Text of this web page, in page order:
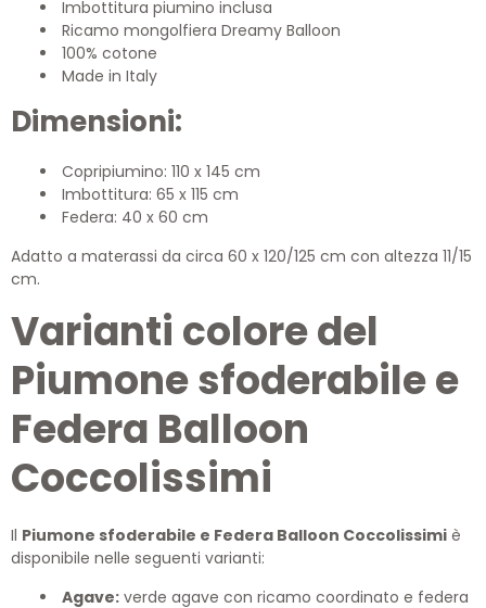
Imbottitura piumino inclusa
Ricamo mongolfiera Dreamy Balloon
100% cotone
Made in Italy
Dimensioni:
Copripiumino: 110 x 145 cm
Imbottitura: 65 x 115 cm
Federa: 40 x 60 cm
Adatto a materassi da circa 60 x 120/125 cm con altezza 11/15
cm.
Varianti colore del
Piumone sfoderabile e
Federa Balloon
Coccolissimi
Il Piumone sfoderabile e Federa Balloon Coccolissimi è
disponibile nelle seguenti varianti:
Agave: verde agave con ricamo coordinato e federa